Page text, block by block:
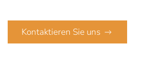
Kontaktieren Sie uns